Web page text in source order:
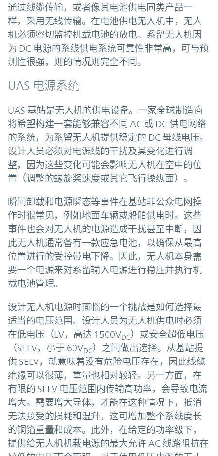
通过线缆传输，或者像其电池供电同类产品一
样，采用无线传输。在电池供电无人机中，无人
机必须密切监控机载电池的放电。系留无人机因
为 DC 电源的系线供电系统可靠性非常高，可与预
测性很强，则的情况则完全不同。
UAS 电源系统
UAS 基站是无人机的供电设备。一家全球制造商
将希望构建一套能够兼容不同 AC 或 DC 供电网络
的系统，为系留无人机提供稳定的 DC 母线电压。
设计人员必须对电源线的干扰及其变化进行调
整，因为这些变化可能会影响无人机在空中的位
置（调整的螺旋桨速度或其它飞行操纵面）。
瞬间卸载和电源瞬态等事件在基站非公众电网操
作时很常见，例如地面车辆或船舶供电时。这些
事件也会对无人机的电源造成干扰甚至中断，因
此无人机通常备有一款应急电池，以确保从最高
位置进行的受控带电下降。因此，无人机本身需
要一个电源来对系留输入电源进行稳压并执行机
载电池管理。
设计无人机电源时面临的一个挑战是如何选择最
适当的电压范围。设计人员为无人机供电时必须
在低电压（LV，高达 1500VDC）或安全超低电压
（SELV，小于 60VDC）之间做出选择。从基站提
供 SELV，就意味着没有危险电压存在，因此线缆
绝缘可以很薄，重量也相对较轻。另一方面，在
有限的 SELV 电压范围内传输高功率，会导致电流
增大。需要增大导体，才能在这种情况下，抵消
无法接受的损耗和温升，这可增加整个系线度长
的铜箔重量和成本。此外，在给定的功率级下，
提供给无人机机载电源的最大允许 AC 线路阻抗在